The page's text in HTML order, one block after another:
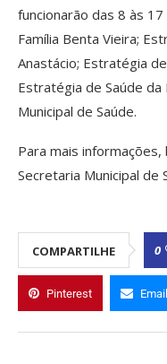
funcionarão das 8 às
Família Benta Vieira;
Anastácio; Estratégia
Estratégia de Saúde da
Municipal de Saúde.
Para mais
Secretaria Municipal
COMPARTILHE 0
Pinterest Email